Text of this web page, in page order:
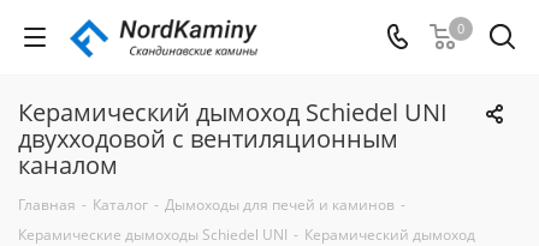
0
Керамический дымоход Schiedel UNI
двухходовой с вентиляционным
каналом
Главная - Каталог - Дымоходы для печей и каминов -
Керамические дымоходы Schiedel UNI - Керамический дымоход